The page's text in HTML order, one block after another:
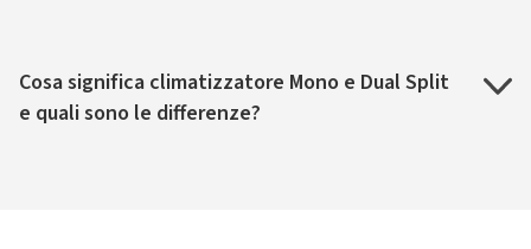
Cosa significa climatizzatore Mono e Dual Split
e quali sono le differenze?